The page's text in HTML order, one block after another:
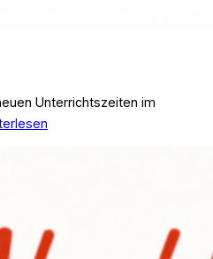
Unterrichtszeiten im